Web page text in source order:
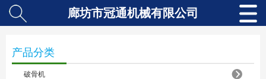
廊坊市冠通机械有限公司
产品分类
破骨机